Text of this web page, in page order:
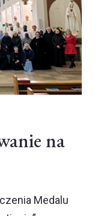
na
Medalu